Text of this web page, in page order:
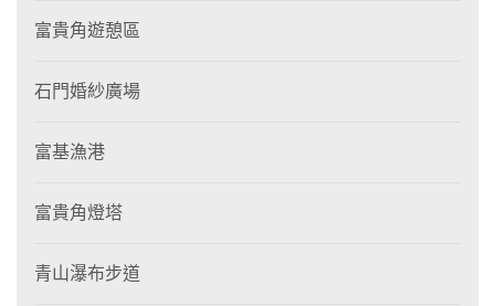
富貴角遊憩區
石門婚紗廣場
富基漁港
富貴角燈塔
青山瀑布步道